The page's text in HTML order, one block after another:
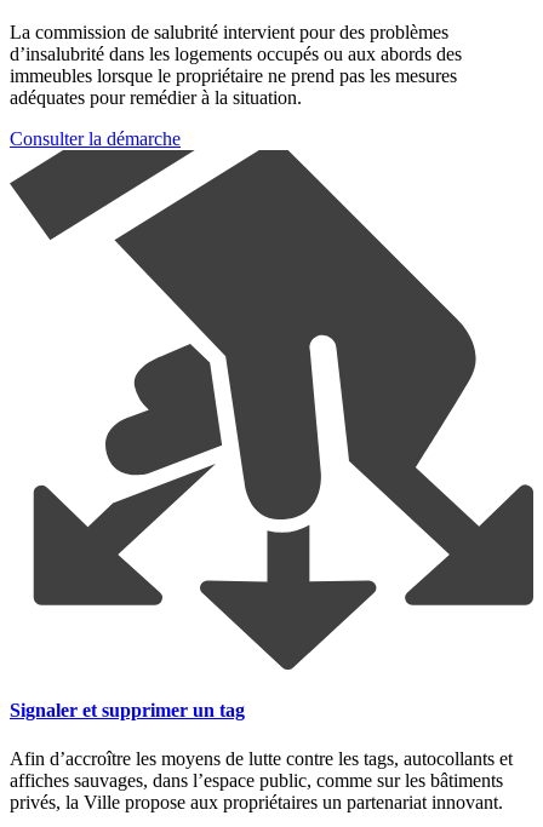
La commission de salubrité intervient pour des problèmes
d’insalubrité dans les logements occupés ou aux abords des
immeubles lorsque le propriétaire ne prend pas les mesures
adéquates pour remédier à la situation.
Consulter la démarche
Signaler et supprimer un tag
Afin d’accroître les moyens de lutte contre les tags, autocollants et
affiches sauvages, dans l’espace public, comme sur les bâtiments
privés, la Ville propose aux propriétaires un partenariat innovant.